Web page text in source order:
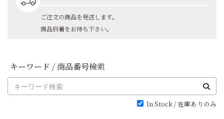
ご注文の商品を発送します。
商品到着をお待ち下さい。
キーワード / 商品番号検索
In Stock / 在庫ありのみ